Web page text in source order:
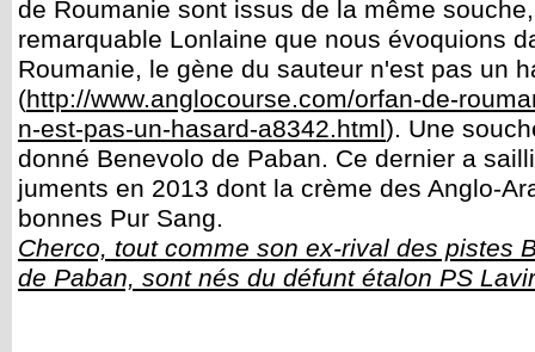
de Roumanie sont issus de la même
remarquable Lonlaine que nous évoquions
Roumanie, le gène du sauteur n'est pas un
(http://www.anglocourse.com/orfan-de-
n-est-pas-un-hasard-a8342.html). Une
donné Benevolo de Paban. Ce dernier a
juments en 2013 dont la crème des Anglo-
bonnes Pur Sang.
Cherco, tout comme son ex-rival des pistes
de Paban, sont nés du défunt étalon PS